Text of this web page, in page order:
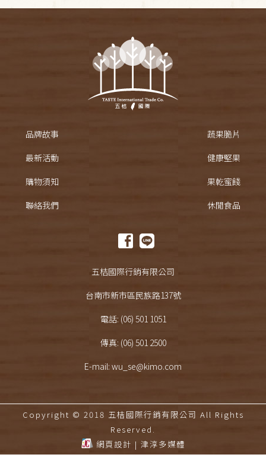
品牌故事
最新活動
購物須知
聯絡我們
蔬果脆片
健康堅果
果乾蜜餞
休閒食品
五桔國際行銷有限公司
台南市新市區民族路137號
電話: (06) 501 1051
傳真: (06) 501 2500
E-mail: wu_se@kimo.com
Copyright © 2018 五桔國際行銷有限公司 All Rights
Reserved.
網頁設計 | 津淳多媒體